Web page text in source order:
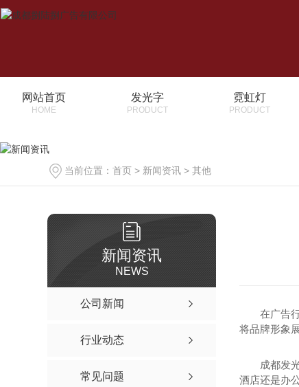
网站首页
HOME
发光字
PRODUCT
霓虹灯
PRODUCT
当前位置： 首页 > 新闻资讯 > 其他
新闻资讯
NEWS
公司新闻
行业动态
常见问题
在广告
将品牌形象
成都发
酒店还是办